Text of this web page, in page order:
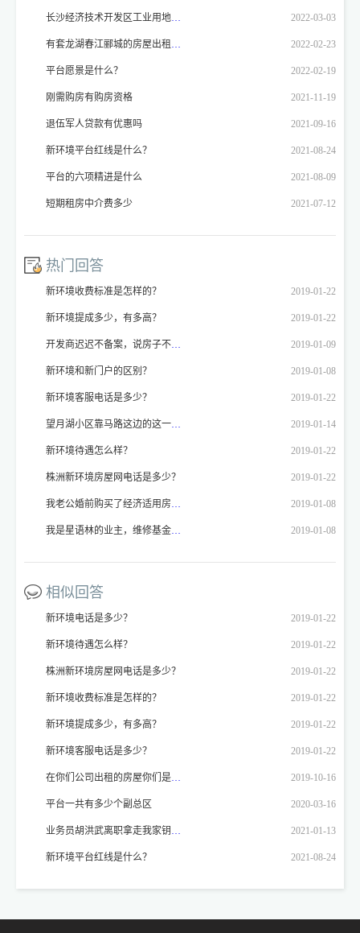
长沙经济技术开发区工业用地，厂房价格 2022-03-03
有套龙湖春江郦城的房屋出租，想就近找新环境门店登记！！！ 2022-02-23
平台愿景是什么？ 2022-02-19
刚需购房有购房资格 2021-11-19
退伍军人贷款有优惠吗 2021-09-16
新环境平台红线是什么？ 2021-08-24
平台的六项精进是什么 2021-08-09
短期租房中介费多少 2021-07-12
热门回答
新环境收费标准是怎样的？ 2019-01-22
新环境提成多少，有多高？ 2019-01-22
开发商迟迟不备案，说房子不能备案，开发商不备案怎么投诉？ 2019-01-09
新环境和新门户的区别？ 2019-01-08
新环境客服电话是多少？ 2019-01-22
望月湖小区靠马路这边的这一排房子喊拆喊了好多年了，我想问一下这是真的不？ 2019-01-14
新环境待遇怎么样？ 2019-01-22
株洲新环境房屋网电话是多少？ 2019-01-22
我老公婚前购买了经济适用房（2003年的房），2月结婚。我于今年4月落户长沙。我原籍四川。现要办理房屋产权，按照小区公告： 2、凡办理审批单时为未婚，但现已经结婚的经济适用房业主，须提交本人和配偶结婚证、户口本、身份证三样原件和复印件。如配偶系外地户口的或1997年后由外地迁入长沙的须提供户口所在地或原户口所在地房改办出具的无房证明。 我就要回到四川去办理无房证明。我去当地的房管局，工作人员不办理，说不符合法规，他们的存档里只能证明有房，但是上面没有记录的，他们不能确定是否是有房，而没去办理产权。我就不明白了，长沙要求办理，四川不能办理。那我这个事情请问我到底应该怎么办？我的户籍已经落到长沙，原籍就不管了。现在的zf办事人员态度恶劣，大老远去办不了事，心里万分难过。zf是为人们办好事办实事的，为什么要为难我们呢？ 2019-01-08
我是星语林的业主，维修基金我已如数上缴，但我在房产局网站上的维修基金查询中，查得我帐上的余额为‘0’，不知为何。是否可以解释一下。谢谢！ 2019-01-08
相似回答
新环境电话是多少？ 2019-01-22
新环境待遇怎么样？ 2019-01-22
株洲新环境房屋网电话是多少？ 2019-01-22
新环境收费标准是怎样的？ 2019-01-22
新环境提成多少，有多高？ 2019-01-22
新环境客服电话是多少？ 2019-01-22
在你们公司出租的房屋你们是挂在哪个网上？ 2019-10-16
平台一共有多少个副总区 2020-03-16
业务员胡洪武离职拿走我家钥匙如何办？ 2021-01-13
新环境平台红线是什么？ 2021-08-24